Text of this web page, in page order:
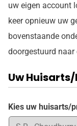
uw eigen account
keer opnieuw uw
bovenstaande
doorgestuurd
Uw
Kies uw huisarts/